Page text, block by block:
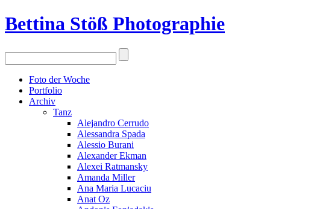
Bettina Stöß Photographie
Foto der Woche
Portfolio
Archiv
Tanz
Alejandro Cerrudo
Alessandra Spada
Alessio Burani
Alexander Ekman
Alexei Ratmansky
Amanda Miller
Ana Maria Lucaciu
Anat Oz